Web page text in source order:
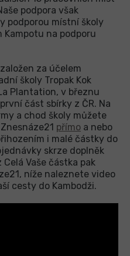
podpora však
podporou místní školy
na podporu
za účelem
školy Tropak Kok
Plantation, v březnu
část sbírky z ČR. Na
a chod školy můžete
přímo a nebo
i malé částky do
skrze doplněk
Vaše částka pak
níže naleznete video
cesty do Kambodži.